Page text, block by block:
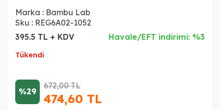
Marka : Bambu Lab
Sku : REG6A02-1052
395.5 TL + KDV
Havale/EFT indirimi: %3
Tükendi
%29
672,00TL
474,60 TL